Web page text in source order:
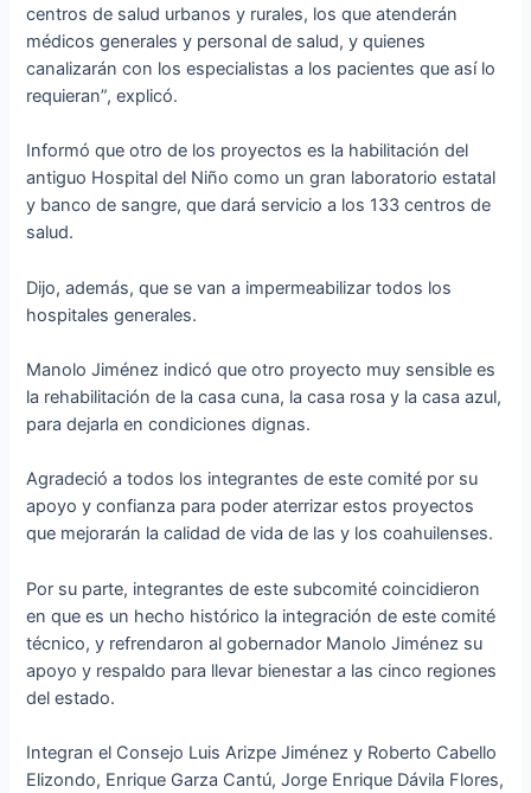
centros de salud urbanos y rurales, los que atenderán
médicos generales y personal de salud, y quienes
canalizarán con los especialistas a los pacientes que así lo
requieran”, explicó.
Informó que otro de los proyectos es la habilitación del
antiguo Hospital del Niño como un gran laboratorio estatal
y banco de sangre, que dará servicio a los 133 centros de
salud.
Dijo, además, que se van a impermeabilizar todos los
hospitales generales.
Manolo Jiménez indicó que otro proyecto muy sensible es
la rehabilitación de la casa cuna, la casa rosa y la casa azul,
para dejarla en condiciones dignas.
Agradeció a todos los integrantes de este comité por su
apoyo y confianza para poder aterrizar estos proyectos
que mejorarán la calidad de vida de las y los coahuilenses.
Por su parte, integrantes de este subcomité coincidieron
en que es un hecho histórico la integración de este comité
técnico, y refrendaron al gobernador Manolo Jiménez su
apoyo y respaldo para llevar bienestar a las cinco regiones
del estado.
Integran el Consejo Luis Arizpe Jiménez y Roberto Cabello
Elizondo, Enrique Garza Cantú, Jorge Enrique Dávila Flores,